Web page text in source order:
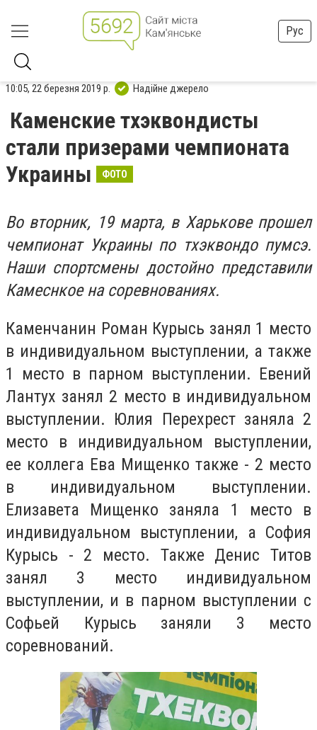
Рус
10:05, 22 березня 2019 р. Надійне джерело
Каменские тхэквондисты
стали призерами чемпионата
Украины
ФОТО
Во вторник, 19 марта, в Харькове прошел
чемпионат Украины по тхэквондо пумсэ.
Наши спортсмены достойно представили
Камеснкое на соревнованиях.
Каменчанин Роман Курысь занял 1 место
в индивидуальном выступлении, а также
1 место в парном выступлении. Евений
Лантух занял 2 место в индивидуальном
выступлении. Юлия Перехрест заняла 2
место в индивидуальном выступлении,
ее коллега Ева Мищенко также - 2 место
в индивидуальном выступлении.
Елизавета Мищенко заняла 1 место в
индивидуальном выступлении, а София
Курысь - 2 место. Также Денис Титов
занял 3 место индивидуальном
выступлении, и в парном выступлении с
Софьей Курысь заняли 3 место
соревнований.